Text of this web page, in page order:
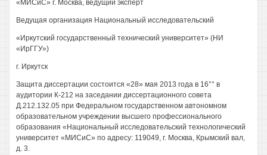
«МИСиС» г. Москва, ведущий эксперт
Ведущая организация Национальный исследовательский
«Иркутский государственный технический университет» (НИ
«ИрГГУ»)
г. Иркутск
Защита диссертации состоится «28» мая 2013 года в 16°° в
аудитории К-212 на заседании диссертационного совета
Д.212.132.05 при Федеральном государственном автономном
образовательном учреждении высшего профессионального
образования «Национальный исследовательский технологический
университет «МИСиС» по адресу: 119049, г. Москва, Крымский вал,
д. 3.